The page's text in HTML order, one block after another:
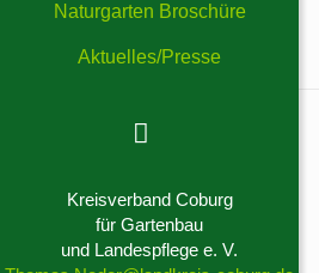
Naturgarten Broschüre
Aktuelles/Presse
Kreisverband Coburg
für Gartenbau
und Landespflege e. V.